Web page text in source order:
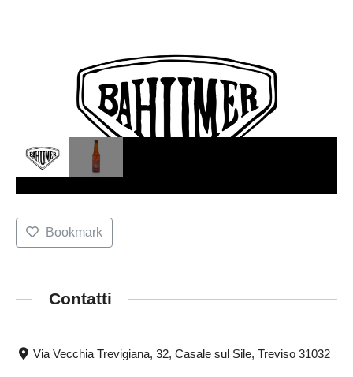
Bookmark
Contatti
Via Vecchia Trevigiana, 32, Casale sul Sile, Treviso 31032